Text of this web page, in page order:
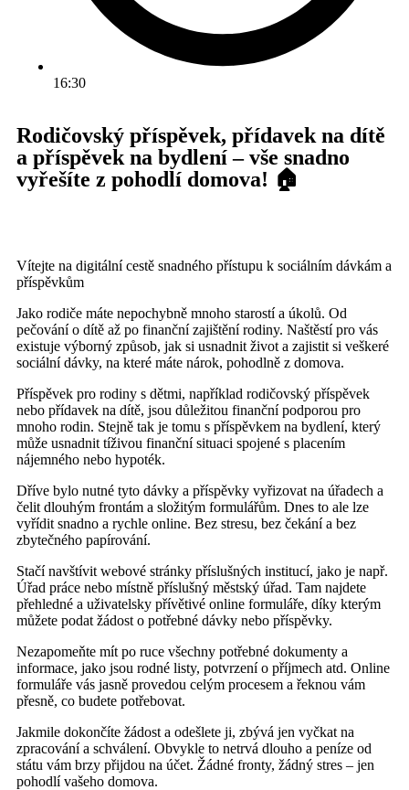
16:30
Rodičovský příspěvek, přídavek na dítě
a příspěvek na bydlení – vše snadno
vyřešíte z pohodlí domova! 🏠
Vítejte na digitální cestě snadného přístupu k sociálním dávkám a
příspěvkům
Jako rodiče máte nepochybně mnoho starostí a úkolů. Od
pečování o dítě až po finanční zajištění rodiny. Naštěstí pro vás
existuje výborný způsob, jak si usnadnit život a zajistit si veškeré
sociální dávky, na které máte nárok, pohodlně z domova.
Příspěvek pro rodiny s dětmi, například rodičovský příspěvek
nebo přídavek na dítě, jsou důležitou finanční podporou pro
mnoho rodin. Stejně tak je tomu s příspěvkem na bydlení, který
může usnadnit tíživou finanční situaci spojené s placením
nájemného nebo hypoték.
Dříve bylo nutné tyto dávky a příspěvky vyřizovat na úřadech a
čelit dlouhým frontám a složitým formulářům. Dnes to ale lze
vyřídit snadno a rychle online. Bez stresu, bez čekání a bez
zbytečného papírování.
Stačí navštívit webové stránky příslušných institucí, jako je např.
Úřad práce nebo místně příslušný městský úřad. Tam najdete
přehledné a uživatelsky přívětivé online formuláře, díky kterým
můžete podat žádost o potřebné dávky nebo příspěvky.
Nezapomeňte mít po ruce všechny potřebné dokumenty a
informace, jako jsou rodné listy, potvrzení o příjmech atd. Online
formuláře vás jasně provedou celým procesem a řeknou vám
přesně, co budete potřebovat.
Jakmile dokončíte žádost a odešlete ji, zbývá jen vyčkat na
zpracování a schválení. Obvykle to netrvá dlouho a peníze od
státu vám brzy přijdou na účet. Žádné fronty, žádný stres – jen
pohodlí vašeho domova.